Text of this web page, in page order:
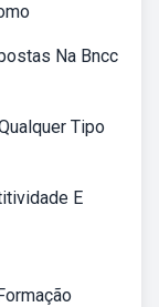
Na Bncc
Tipo
E